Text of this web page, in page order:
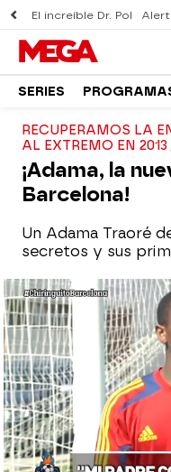
El increíble Dr. Pol
SERIES
RECUPERAMOS LA
AL EXTREMO EN 2013
¡Adama, la
Barcelona!
Un Adama Traoré
secretos y sus
El Chiringuito
Madrid
Publicado:08 de